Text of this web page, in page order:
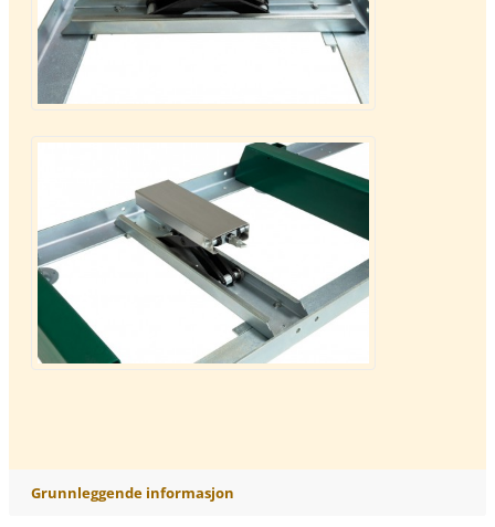
Grunnleggende informasjon